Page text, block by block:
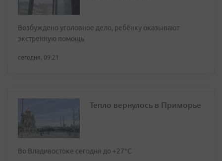
Возбуждено уголовное дело, ребёнку оказывают
экстренную помощь
сегодня, 09:21
Тепло вернулось в Приморье
Во Владивостоке сегодня до +27°С